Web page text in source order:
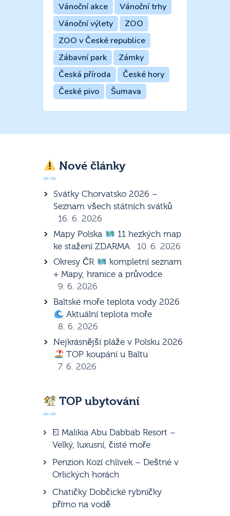
Vánoční akce
Vánoční trhy
Vánoční výlety
ZOO
ZOO v České republice
Zábavní park
Zámky
Česká příroda
České hory
České pivo
Šumava
Nové články
Svátky Chorvatsko 2026 –
Seznam všech státních svátků
16. 6. 2026
Mapy Polska
11 hezkých map
ke stažení ZDARMA
10. 6. 2026
Okresy ČR
kompletní seznam
+ Mapy, hranice a průvodce
9. 6. 2026
Baltské moře teplota vody 2026
Aktuální teplota moře
8. 6. 2026
Nejkrásnější pláže v Polsku 2026
TOP koupání u Baltu
7. 6. 2026
TOP ubytování
El Malikia Abu Dabbab Resort –
Velký, luxusní, čisté moře
Penzion Kozí chlívek – Deštné v
Orlických horách
Chatičky Dobčické rybníčky
přímo na vodě